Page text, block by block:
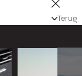
Terug